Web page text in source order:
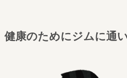
健康のためにジムに通